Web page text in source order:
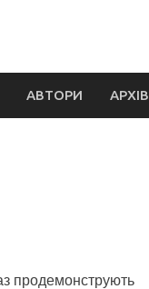
АВТОРИ АРХІВ
продемонструють